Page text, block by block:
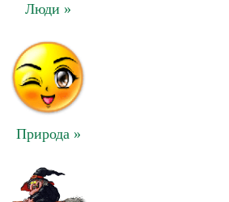
Люди »
Природа »